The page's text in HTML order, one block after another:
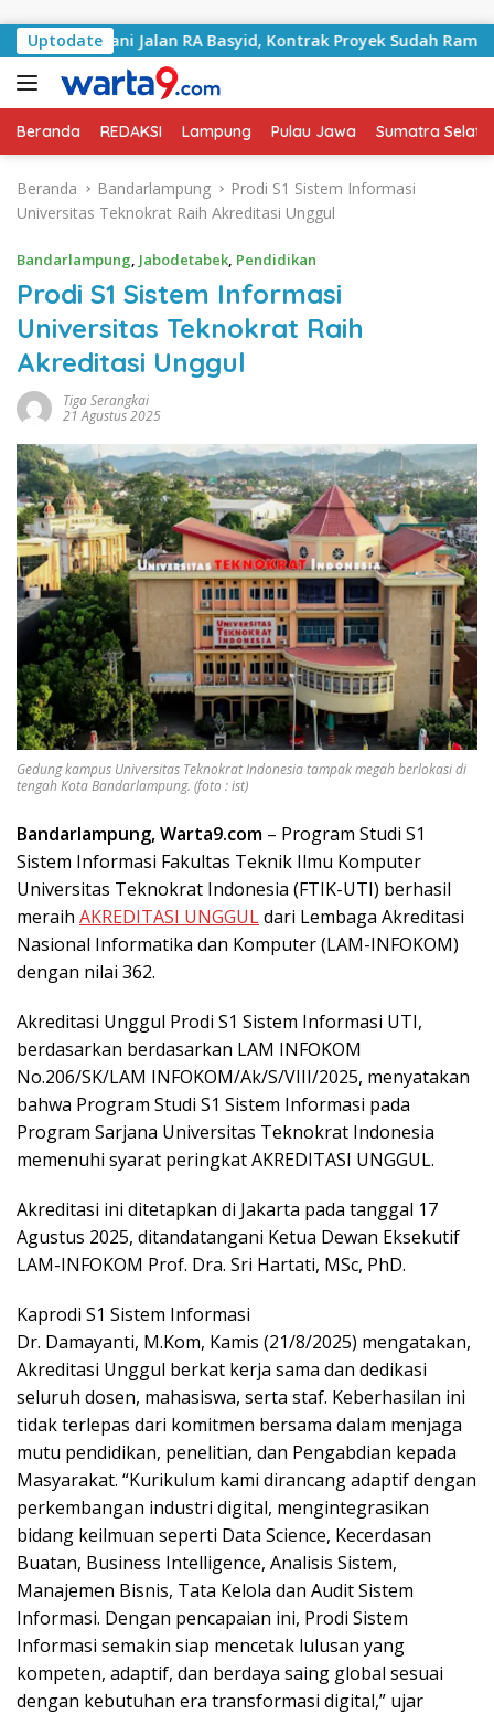
UptodateJalan RA Basyid, Kontrak Proyek Sudah Rampung
Beranda REDAKSI Lampung Pulau Jawa Sumatra
Beranda Bandarlampung
Prodi S1 Sistem Informasi
Universitas Teknokrat Raih Akreditasi Unggul
Bandarlampung, Jabodetabek, Pendidikan
Prodi S1 Sistem Informasi
Universitas Teknokrat Raih
Akreditasi Unggul
Tiga Serangkai
21 Agustus 2025
Gedung kampus Universitas Teknokrat Indonesia tampak megah berlokasi di
tengah Kota Bandarlampung. (foto : ist)
Bandarlampung, Warta9.com – Program Studi S1
Sistem Informasi Fakultas Teknik Ilmu Komputer
Universitas Teknokrat Indonesia (FTIK-UTI) berhasil
meraih AKREDITASI UNGGULdari Lembaga Akreditasi
Nasional Informatika dan Komputer (LAM-INFOKOM)
dengan nilai 362.
Akreditasi Unggul Prodi S1 Sistem Informasi UTI,
berdasarkan berdasarkan LAM INFOKOM
No.206/SK/LAM INFOKOM/Ak/S/VIII/2025, menyatakan
bahwa Program Studi S1 Sistem Informasi pada
Program Sarjana Universitas Teknokrat Indonesia
memenuhi syarat peringkat AKREDITASI UNGGUL.
Akreditasi ini ditetapkan di Jakarta pada tanggal 17
Agustus 2025, ditandatangani Ketua Dewan Eksekutif
LAM-INFOKOM Prof. Dra. Sri Hartati, MSc, PhD.
Kaprodi S1 Sistem Informasi
Dr. Damayanti, M.Kom, Kamis (21/8/2025) mengatakan,
Akreditasi Unggul berkat kerja sama dan dedikasi
seluruh dosen, mahasiswa, serta staf. Keberhasilan ini
tidak terlepas dari komitmen bersama dalam menjaga
mutu pendidikan, penelitian, dan Pengabdian kepada
Masyarakat. “Kurikulum kami dirancang adaptif dengan
perkembangan industri digital, mengintegrasikan
bidang keilmuan seperti Data Science, Kecerdasan
Buatan, Business Intelligence, Analisis Sistem,
Manajemen Bisnis, Tata Kelola dan Audit Sistem
Informasi. Dengan pencapaian ini, Prodi Sistem
Informasi semakin siap mencetak lulusan yang
kompeten, adaptif, dan berdaya saing global sesuai
dengan kebutuhan era transformasi digital,” ujar